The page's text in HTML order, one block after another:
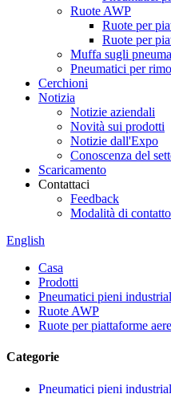
Ruote AWP
Ruote per
Ruote per
Muffa sugli
Pneumatici per
Cerchioni
Notizia
Notizie aziendali
Novità sui prodotti
Notizie dall'Expo
Conoscenza del
Scaricamento
Contattaci
Feedback
Modalità di contatto
English
Casa
Prodotti
Pneumatici pieni
Ruote AWP
Ruote per piattaforme
Categorie
Pneumatici pieni